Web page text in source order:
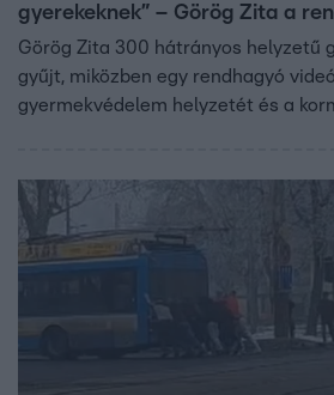
gyerekeknek” – Görög Zita a
Görög Zita 300 hátrányos helyzetű
gyűjt, miközben egy rendhagyó
gyermekvédelem helyzetét és a